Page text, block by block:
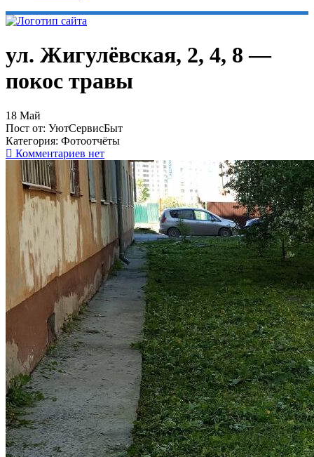
ул. Жигулёвская, 2, 4, 8 —
покос травы
18 Май
Пост от: УютСервисБыт
Категория: Фотоотчёты
Комментариев нет